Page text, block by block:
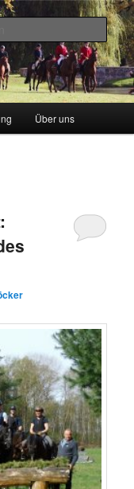
Club
und Brandenburg
Über uns